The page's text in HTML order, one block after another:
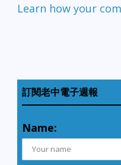
Learn how your
訂閱老中電子週報
Name: